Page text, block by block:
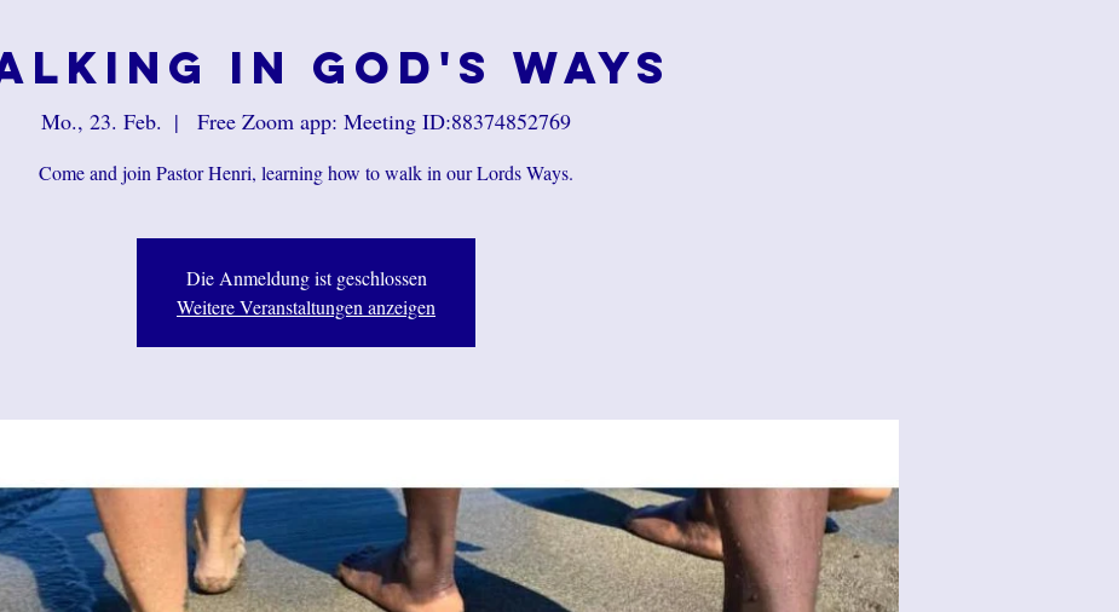
in God's Ways
Mo., 23. Feb.
  |
Free Zoom app: Meeting ID:88374852769
Come and join Pastor Henri, learning how to walk in our Lords Ways.
Die Anmeldung ist geschlossen
Weitere Veranstaltungen anzeigen